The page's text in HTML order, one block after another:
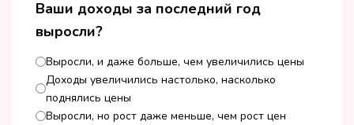
Ваши доходы за последний год
выросли?
Выросли, и даже больше, чем увеличились цены
Доходы увеличились настолько, насколько
поднялись цены
Выросли, но рост даже меньше, чем рост цен